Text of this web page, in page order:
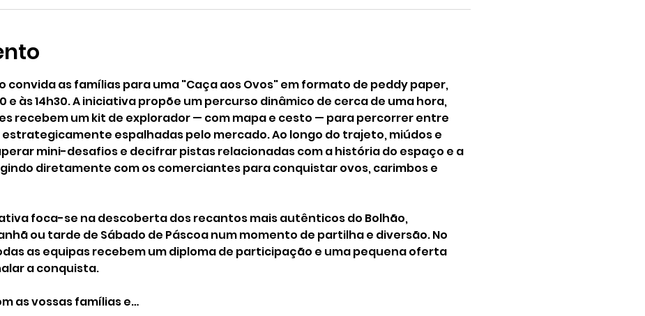
convida as famílias para uma "Caça aos Ovos" em formato de peddy paper,
e às 14h30. A iniciativa propõe um percurso dinâmico de cerca de uma hora,
recebem um kit de explorador — com mapa e cesto — para percorrer entre
espalhadas pelo mercado. Ao longo do trajeto, miúdos e
mini-desafios e decifrar pistas relacionadas com a história do espaço e a
diretamente com os comerciantes para conquistar ovos, carimbos e
foca-se na descoberta dos recantos mais autênticos do Bolhão,
ou tarde de Sábado de Páscoa num momento de partilha e diversão. No
as equipas recebem um diploma de participação e uma pequena oferta
a conquista.
as vossas famílias e…